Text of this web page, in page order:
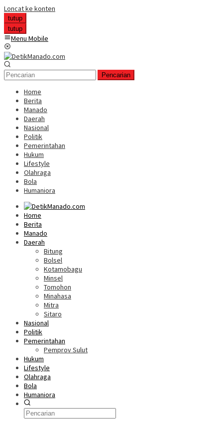
Loncat ke konten
tutup
tutup
Menu Mobile
Pencarian
Home
Berita
Manado
Daerah
Nasional
Politik
Pemerintahan
Hukum
Lifestyle
Olahraga
Bola
Humaniora
Home
Berita
Manado
Daerah
Bitung
Bolsel
Kotamobagu
Minsel
Tomohon
Minahasa
Mitra
Sitaro
Nasional
Politik
Pemerintahan
Pemprov Sulut
Hukum
Lifestyle
Olahraga
Bola
Humaniora